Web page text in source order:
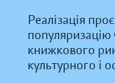
Реалізація
популяризацію
книжкового
культурного і